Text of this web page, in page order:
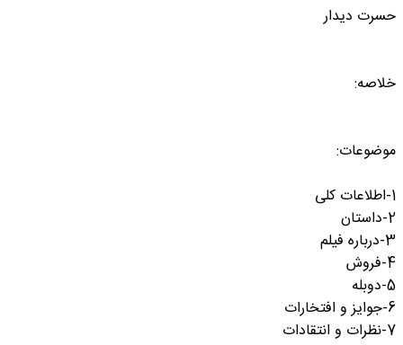
حسرت دیدار
خلاصه:
موضوعات:
1-اطلاعات کلی
2-داستان
3-درباره فیلم
4-فروش
5-دوبله
6-جوایز و افتخارات
7-نظرات و انتقادات